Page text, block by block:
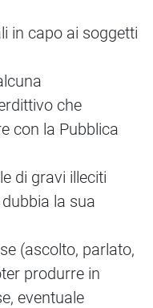
in capo ai soggetti
che
con la Pubblica
di gravi illeciti
la sua
(ascolto, parlato,
produrre in
eventuale